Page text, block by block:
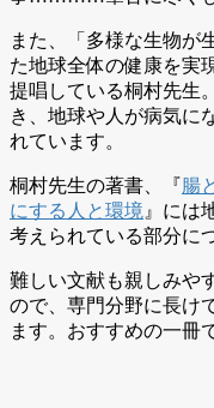
また、「多様な生物が
た地球全体の健康を実
提唱している桐村先生
き、地球や人が病気に
れています。
桐村先生の著書、『腸
にする人と環境 』には
考えられている部分に
難しい文献も親しみや
ので、専門分野に長け
ます。おすすめの一冊